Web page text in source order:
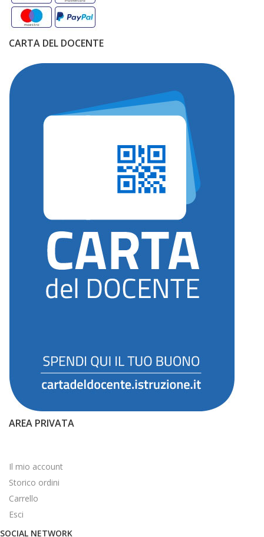
CARTA DEL DOCENTE
AREA PRIVATA
Il mio account
Storico ordini
Carrello
Esci
SOCIAL NETWORK